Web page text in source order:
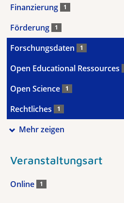
Finanzierung 1
Förderung 1
Forschungsdaten 1
Open Educational Ressources
Open Science 1
Rechtliches 1
Mehr zeigen
Veranstaltungsart
Online 1